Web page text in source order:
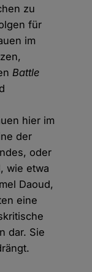
zu
für
im
Battle
hier im
der
oder
wie etwa
Daoud,
eine
dar. Sie